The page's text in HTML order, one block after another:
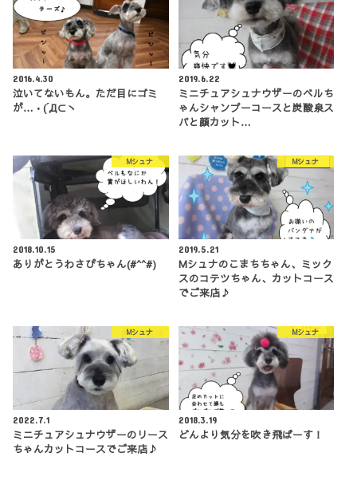
2016.4.30
泣いてないもん。ただ目にゴミ
が…•(´Д⊂ヽ
2019.6.22
ミニチュアシュナウザーのベルち
ゃんシャンプーコースと炭酸泉ス
パと顔カット…
Mシュナ
2018.10.15
ありがとうわさびちゃん(#^^#)
Mシュナ
2019.5.21
Mシュナのこまちちゃん、ミック
スのコテツちゃん、カットコース
でご来店♪
Mシュナ
2022.7.1
ミニチュアシュナウザーのリース
ちゃんカットコースでご来店♪
Mシュナ
2018.3.19
どんより気分を吹き飛ばーす！